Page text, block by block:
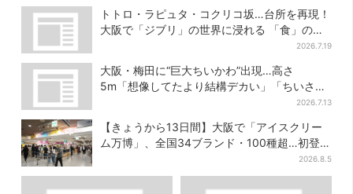
展示も
ンに騒然…フレーバーにも反
応
トトロ・ラピュタ・コクリコ坂…台所を再現！
大阪で「ジブリ」の世界に浸れる 「食」の展
2026.7.19
大阪・梅田に“巨大ちいかわ”出現…高さ
5m「想像してたより結構デカい」「ちいさ…
2026.7.13
【きょうから13日間】大阪で「アイスクリー
ム万博」、全国34ブランド・100種超…初登場
2026.8.5